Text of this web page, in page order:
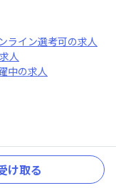
ライン選考可の求人
人
中の求人
け取る